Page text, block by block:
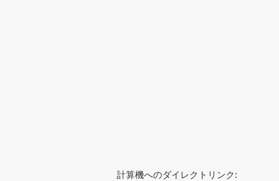
計算機へのダイレクトリンク: